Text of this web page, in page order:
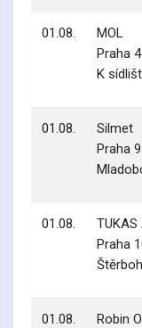
01.08.
MOL
Praha 4
K
01.08.
Silmet
Praha
01.08.
TUKAS
Praha
01.08.
Robin